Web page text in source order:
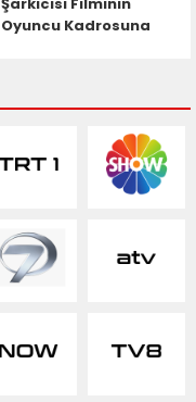
Oyuncu Kadrosuna